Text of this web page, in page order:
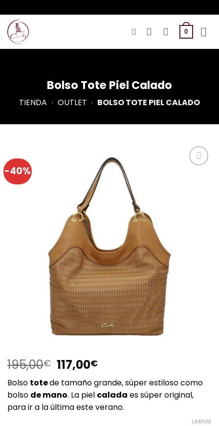
al
contenido
0
Bolso Tote Piel Calado
TIENDA › OUTLET › BOLSO TOTE PIEL CALADO
-40%
195,00€ El
precio
original
era:
195,00€.
117,00€El
precio
actual
es:
117,00€.
Bolso totede tamaño grande, súper estiloso como
bolso de mano. La piel calada es súper original,
para ir a la última este verano.
LIMPIAR